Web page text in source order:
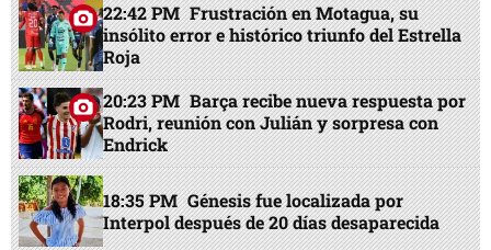
22:42 PM Frustración en Motagua, su
insólito error e histórico triunfo del Estrella
Roja
20:23 PM Barça recibe nueva respuesta por
Rodri, reunión con Julián y sorpresa con
Endrick
18:35 PM Génesis fue localizada por
Interpol después de 20 días desaparecida